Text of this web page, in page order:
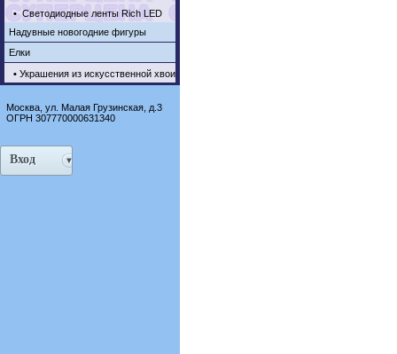
•Светодиодные ленты Rich LED
Надувные новогодние фигуры
Елки
• Украшения из искусственной хвои
Москва, ул. Малая Грузинская, д.3
ОГРН 307770000631340
Вход